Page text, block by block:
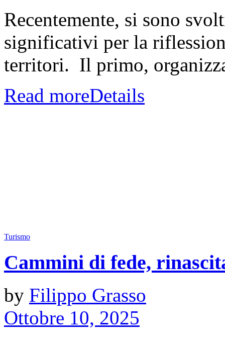
Recentemente, si sono
significativi per la
territori. Il primo,
Read moreDetails
Turismo
Cammini di fede,
by Filippo Grasso
Ottobre 10, 2025